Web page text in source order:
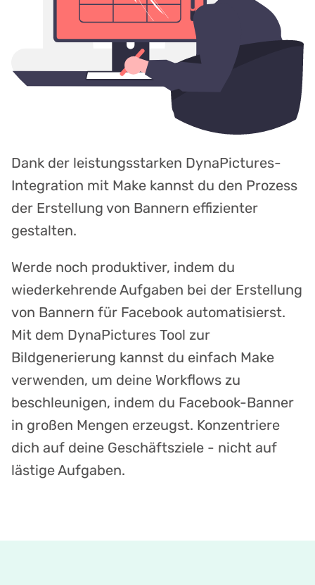
Dank der leistungsstarken DynaPictures-
Integration mit Make kannst du den Prozess
der Erstellung von Bannern effizienter
gestalten.
Werde noch produktiver, indem du
wiederkehrende Aufgaben bei der Erstellung
von Bannern für Facebook automatisierst.
Mit dem DynaPictures Tool zur
Bildgenerierung kannst du einfach Make
verwenden, um deine Workflows zu
beschleunigen, indem du Facebook-Banner
in großen Mengen erzeugst. Konzentriere
dich auf deine Geschäftsziele - nicht auf
lästige Aufgaben.